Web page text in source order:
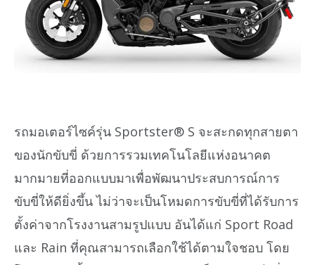
รถมอเตอร์ไซค์รุ่น Sportster® S จะสะกดทุกสายตา
ของนักขับขี่ ด้วยการรวมเทคโนโลยีแห่งอนาคต
มากมายที่ออกแบบมาเพื่อพัฒนาประสบการณ์การ
ขับขี่ให้ดียิ่งขึ้น ไม่ว่าจะเป็นโหมดการขับขี่ที่ได้รับการ
ตั้งค่าจากโรงงานสามรูปแบบ อันได้แก่ Sport Road
และ Rain ที่คุณสามารถเลือกใช้ได้ตามใจชอบ โดย